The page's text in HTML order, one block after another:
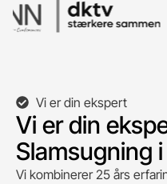
Vi er din ekspert
Vi er din
Slamsugning
Vi kombinerer 25 års